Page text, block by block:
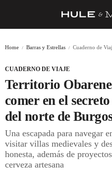
BARRAS Y ESTRELLAS
DÓNDE COMER
ÍDOLOS DE MESAS
CUADERNO DE VIAJE
Home Barras y Estrellas Cuaderno de
CUADERNO DE VIAJE
Territorio
comer en el
del norte de
Una escapada para navegar
visitar villas medievales y
honesta, además de
cerveza artesana